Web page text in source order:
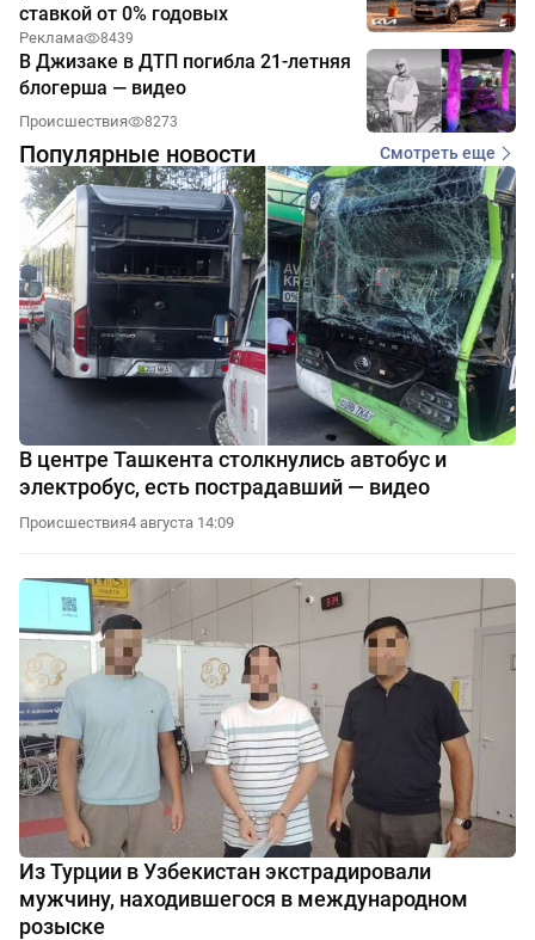
ставкой от 0% годовых
Реклама 8439
В Джизаке в ДТП погибла 21-летняя
блогерша — видео
Происшествия 8273
Популярные новости Смотреть еще
В центре Ташкента столкнулись автобус и
электробус, есть пострадавший — видео
Происшествия4 августа 14:09
Из Турции в Узбекистан экстрадировали
мужчину, находившегося в международном
розыске